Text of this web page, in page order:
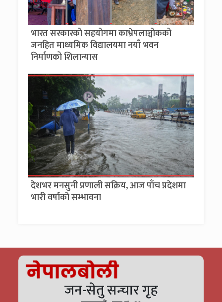
भारत सरकारको सहयोगमा काभ्रेपलाञ्चोकको
जनहित माध्यमिक विद्यालयमा नयाँ भवन
निर्माणको शिलान्यास
देशभर मनसुनी प्रणाली सक्रिय, आज पाँच प्रदेशमा
भारी वर्षाको सम्भावना
जन-सेतु सन्चार गृह